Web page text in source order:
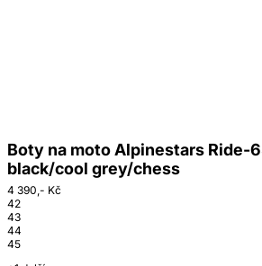
Boty na moto Alpinestars Ride-
black/cool grey/chess
4 390,- Kč
42
43
44
45